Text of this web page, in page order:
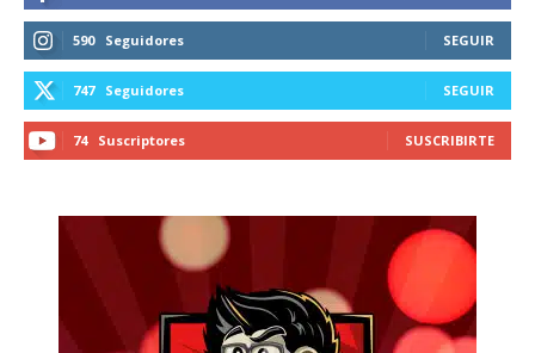
590 Seguidores SEGUIR
747 Seguidores SEGUIR
74 Suscriptores SUSCRIBIRTE